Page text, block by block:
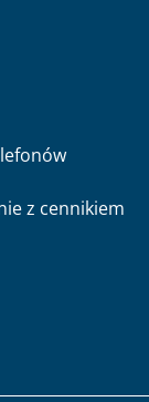
z cennikiem